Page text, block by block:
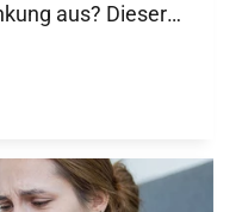
aus? Dieser
Studie nach und
Reduktion